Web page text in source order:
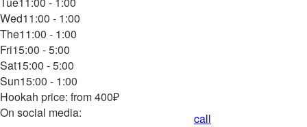
Wed11:00 - 1:00
The11:00 - 1:00
Fri15:00 - 5:00
Sat15:00 - 5:00
Sun15:00 - 1:00
Hookah price: from 400₽
On social media:
call